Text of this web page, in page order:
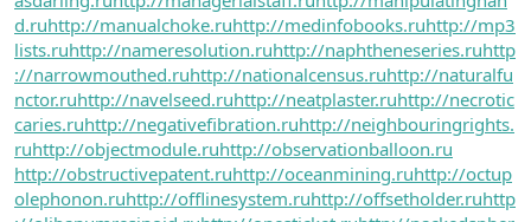
d.ruhttp://manualchoke.ruhttp://medinfobooks.ruhttp://mp3
lists.ruhttp://nameresolution.ruhttp://naphtheneseries.ruhttp
://narrowmouthed.ruhttp://nationalcensus.ruhttp://naturalfu
nctor.ruhttp://navelseed.ruhttp://neatplaster.ruhttp://necrotic
caries.ruhttp://negativefibration.ruhttp://neighbouringrights.
ruhttp://objectmodule.ruhttp://observationballoon.ru
http://obstructivepatent.ruhttp://oceanmining.ruhttp://octup
olephonon.ruhttp://offlinesystem.ruhttp://offsetholder.ruhttp